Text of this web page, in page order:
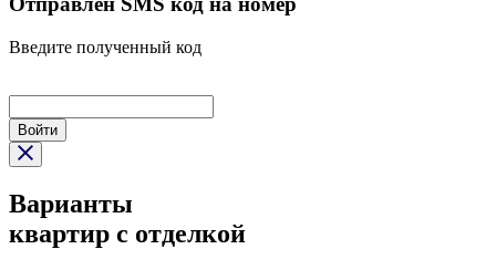
Введите полученный код
Войти
Варианты
квартир с отделкой